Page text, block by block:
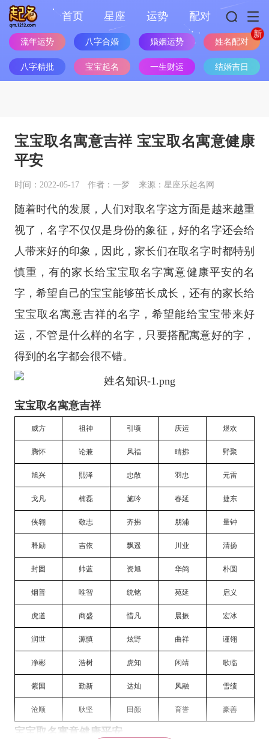
首页 星座 运势 配对
流年运势 八字合婚 婚姻运势 姓名配对
八字精批 宝宝起名 一生财运 结婚吉日
宝宝取名寓意吉祥 宝宝取名寓意健康
平安
时间：2022-05-17 作者：一梦 来源：星座乐起名网
随着时代的发展，人们对取名字这方面是越来越重
视了，名字不仅仅是身份的象征，好的名字还会给
人带来好的印象，因此，家长们在取名字时都特别
慎重，有的家长给宝宝取名字寓意健康平安的名
字，希望自己的宝宝能够茁长成长，还有的家长给
宝宝取名寓意吉祥的名字，希望能给宝宝带来好
运，不管是什么样的名字，只要搭配寓意好的字，
得到的名字都会很不错。
宝宝取名寓意吉祥
威方 祖神 引顷 庆运 煜欢
腾怀 论兼 风福 晴拂 野聚
旭兴 熙泽 忠散 羽忠 元雷
戈凡 楠磊 施吟 春延 捷东
侠翱 敬志 齐拂 朋浦 量钟
释励 吉依 飘遥 川业 清扬
封固 帅蓝 资旭 华鸽 朴圆
烟普 唯智 统铭 苑延 启义
虎道 商盛 惜凡 晨振 宏冰
润世 源慎 炫野 曲祥 谨翎
净彬 浩树 虎知 闲靖 歌临
紫国 勤新 达灿 风融 雪绩
沧顺 耿坚 田颜 育誉 豪善
宝宝取名寓意健康平安